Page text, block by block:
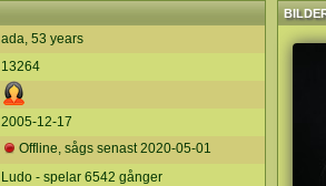
ada, 53 years
13264
2005-12-17
Offline, sågs senast2020-05-01
Ludo - spelar 6542 gånger